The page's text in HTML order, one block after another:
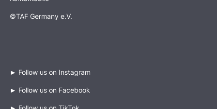
©TAF Germany e.V.
► Follow us on Instagram
► Follow us on Facebook